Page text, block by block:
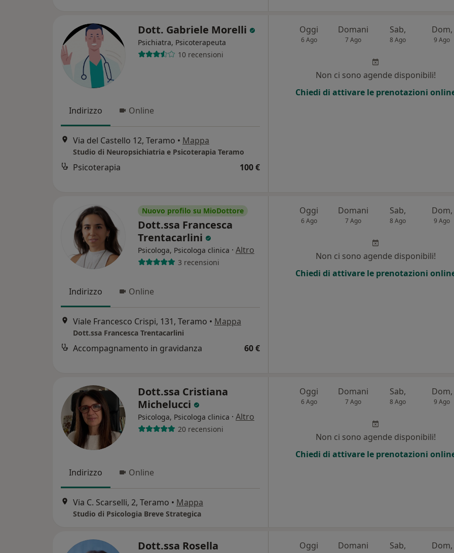
Dott. Gabriele Morelli
Psichiatra, Psicoterapeuta
10 recensioni
Indirizzo Online
Via del Castello 12, Teramo • Mappa
Studio di Neuropsichiatria e Psicoterapia Teramo
Psicoterapia 100 €
Oggi
6 Ago
Domani
7 Ago
Sab,
8 Ago
Dom,
9 Ago
Non ci sono agende disponibili!
Chiedi di attivare le prenotazioni
Nuovo profilo su MioDottore
Dott.ssa Francesca
Trentacarlini
Psicologa, Psicologa clinica · Altro
3 recensioni
Indirizzo Online
Viale Francesco Crispi, 131, Teramo • Mappa
Dott.ssa Francesca Trentacarlini
Accompagnamento in gravidanza 60 €
Oggi
6 Ago
Domani
7 Ago
Sab,
8 Ago
Dom,
9 Ago
Non ci sono agende disponibili!
Chiedi di attivare le prenotazioni
Dott.ssa Cristiana
Michelucci
Psicologa, Psicologa clinica · Altro
20 recensioni
Indirizzo Online
Via C. Scarselli, 2, Teramo • Mappa
Studio di Psicologia Breve Strategica
Oggi
6 Ago
Domani
7 Ago
Sab,
8 Ago
Dom,
9 Ago
Non ci sono agende disponibili!
Chiedi di attivare le prenotazioni
Dott.ssa Rosella
Oggi Domani Sab, Dom,